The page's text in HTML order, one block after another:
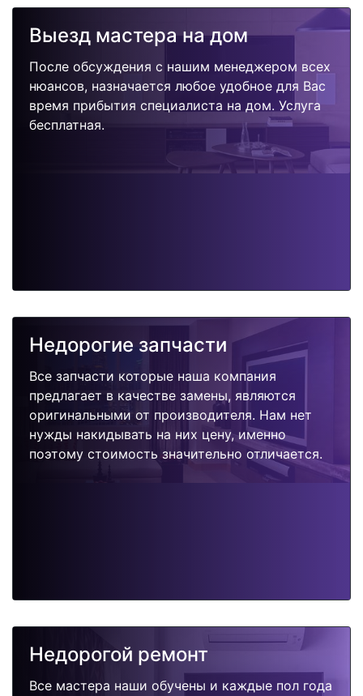
Выезд мастера на дом
После обсуждения с нашим менеджером всех
нюансов, назначается любое удобное для Вас
время прибытия специалиста на дом. Услуга
бесплатная.
Недорогие запчасти
Все запчасти которые наша компания
предлагает в качестве замены, являются
оригинальными от производителя. Нам нет
нужды накидывать на них цену, именно
поэтому стоимость значительно отличается.
Недорогой ремонт
Все мастера наши обучены и каждые пол года